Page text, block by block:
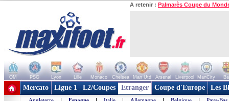
A retenir : Palmarès Coupe du
OM PSG Lyon Lille Monaco Chelsea Man Utd Arsenal Liverpool ManCity
+ de clubs
Mercato Ligue 1 L2/Coupes Etranger Coupe d'Europe Les